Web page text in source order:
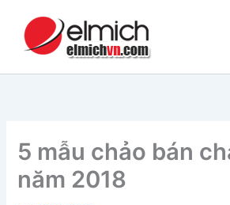
5 mẫu chảo bán
năm 2018